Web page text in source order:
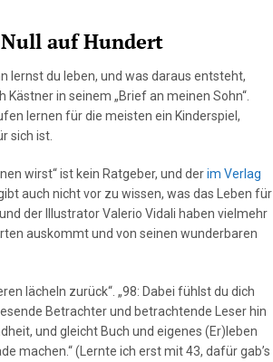
auf Hundert
lernst du leben, und was daraus entsteht,
in seinem „Brief an meinen Sohn“.
lernen für die meisten ein Kinderspiel,
sich ist.
wirst“ ist kein Ratgeber, und derim Verlag
auch nicht vor zu wissen, was das Leben für
der Illustrator Valerio Vidali haben vielmehr
auskommt und von seinen wunderbaren
lächeln zurück“. „98: Dabei fühlst du dich
Betrachter und betrachtende Leser hin
und gleicht Buch und eigenes (Er)leben
machen.“ (Lernte ich erst mit 43, dafür gab’s